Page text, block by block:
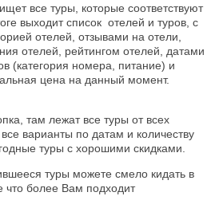
все туры, которые соответствуют
выходит список отелей и туров, с
отелей, отзывами на отели,
отелей, рейтингом отелей, датами
(категория номера, питание) и
цена на данный момент.
там лежат все туры от всех
варианты по датам и количеству
туры с хорошими скидками.
туры можете смело кидать в
что более Вам подходит